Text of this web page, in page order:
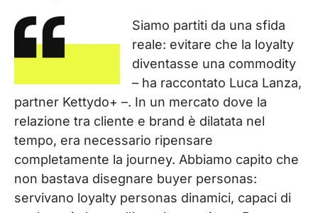
Siamo partiti da una sfida
reale: evitare che la loyalty
diventasse una commodity
– ha raccontato Luca Lanza,
partner Kettydo+ –. In un mercato dove la
relazione tra cliente e brand è dilatata nel
tempo, era necessario ripensare
completamente la journey. Abbiamo capito che
non bastava disegnare buyer personas:
servivano loyalty personas dinamici, capaci di